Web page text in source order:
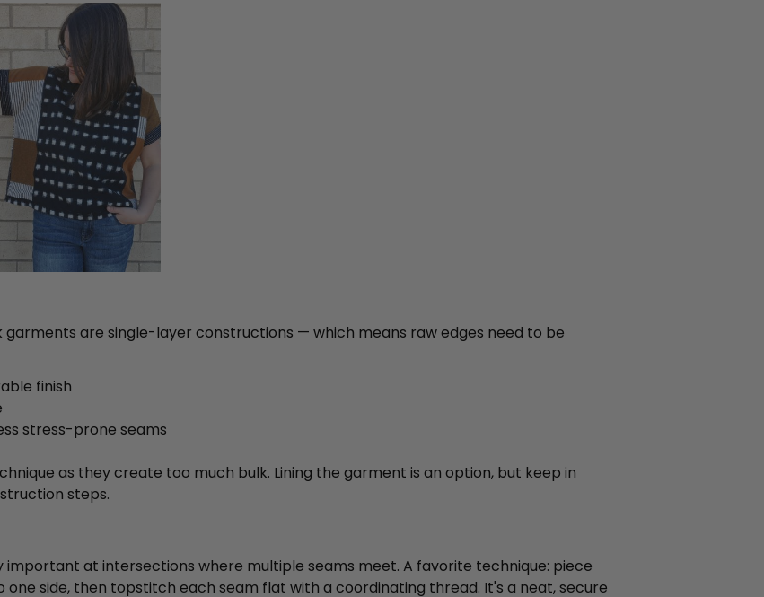
are single-layer constructions — which means raw edges need to be
finish
stress-prone seams
as they create too much bulk. Lining the garment is an option, but keep in
steps.
important at intersections where multiple seams meet. A favorite technique: piece
one side, then topstitch each seam flat with a coordinating thread. It's a neat, secure